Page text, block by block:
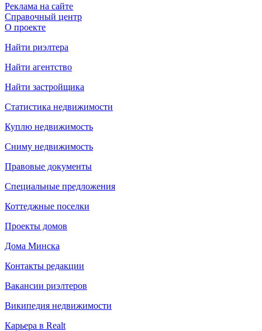
Реклама на сайте
Справочный центр
О проекте
Найти риэлтера
Найти агентство
Найти застройщика
Статистика недвижимости
Куплю недвижимость
Сниму недвижимость
Правовые документы
Специальные предложения
Коттеджные поселки
Проекты домов
Дома Минска
Контакты редакции
Вакансии риэлтеров
Википедия недвижимости
Карьера в Realt